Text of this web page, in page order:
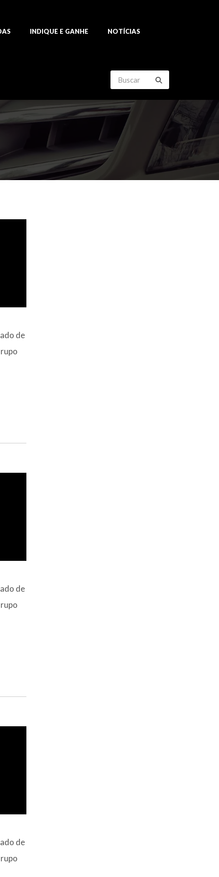
INDIQUE E GANHE NOTÍCIAS
de
de
de